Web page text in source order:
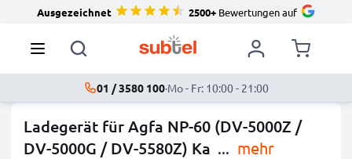
Ausgezeichnet 2500+Bewertungen auf
01 / 3580 100·Mo - Fr: 10:00 - 21:00
Ladegerät für Agfa NP-60 (DV-5000Z /
DV-5000G / DV-5580Z) Ka ... mehr